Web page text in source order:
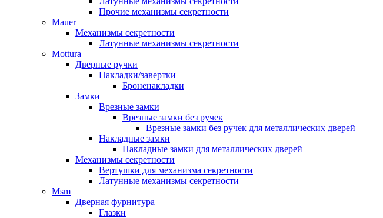
Прочие механизмы секретности
Mauer
Механизмы секретности
Латунные механизмы секретности
Mottura
Дверные ручки
Накладки/завертки
Броненакладки
Замки
Врезные замки
Врезные замки без ручек
Врезные замки без ручек для металлических дверей
Накладные замки
Накладные замки для металлических дверей
Механизмы секретности
Вертушки для механизма секретности
Латунные механизмы секретности
Msm
Дверная фурнитура
Глазки